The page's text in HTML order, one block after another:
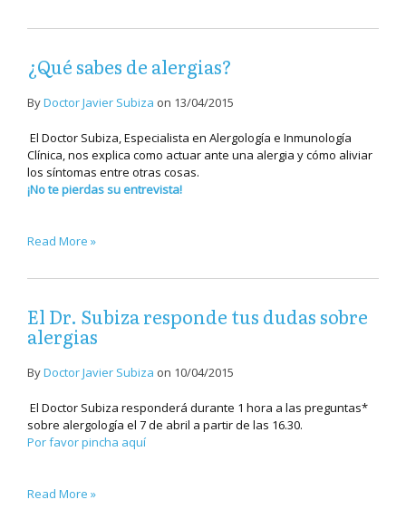
¿Qué sabes de alergias?
ByDoctor Javier Subiza on 13/04/2015
El Doctor Subiza, Especialista en Alergología e Inmunología
Clínica, nos explica como actuar ante una alergia y cómo aliviar
los síntomas entre otras cosas.
¡No te pierdas su entrevista!
Read More »
El Dr. Subiza responde tus dudas sobre
alergias
ByDoctor Javier Subiza on 10/04/2015
El Doctor Subiza responderá durante 1 hora a las preguntas*
sobre alergología el 7 de abril a partir de las 16.30.
Por favor pincha aquí
Read More »